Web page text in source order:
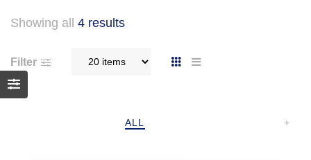
Showing all 4 results
Filter
ALL +